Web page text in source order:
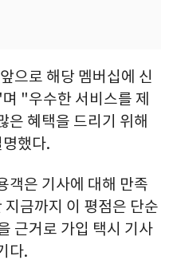
으로 해당 멤버십에 신
"우수한 서비스를 제
은 혜택을 드리기 위해
했다.
객은 기사에 대해 만족
금까지 이 평점은 단순
근거로 가입 택시 기사
다.